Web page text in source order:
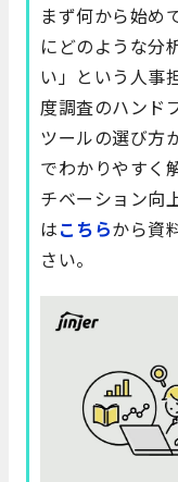
まず何から始め
にどのような分
い」という人事
度調査のハンド
ツールの選び方
でわかりやすく
チベーション向
はこちらから資
さい。